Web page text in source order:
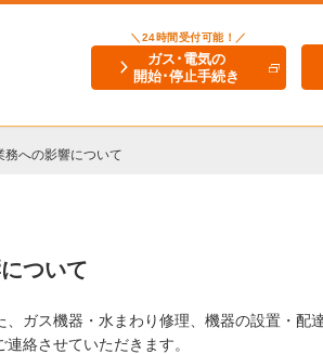
＼24時間受付可能！／
ガス･電気の
開始･停止手続き
務への影響について
ついて
ガス機器・水まわり修理、機器の設置・配
絡させていただきます。